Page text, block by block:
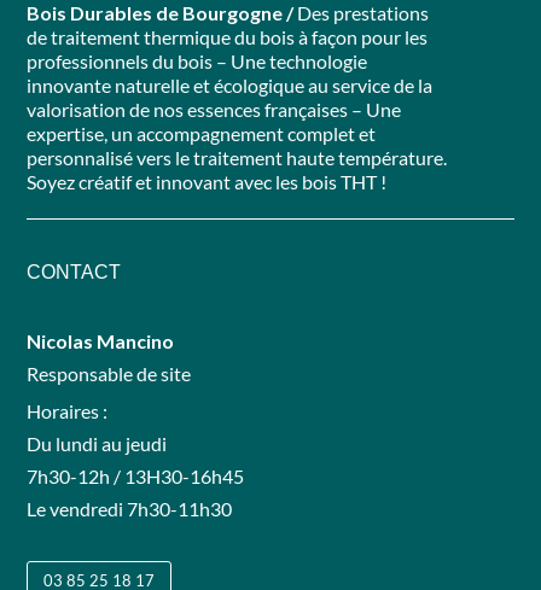
Bois Durables de Bourgogne /Des prestations
de traitement thermique du bois à façon pour les
professionnels du bois – Une technologie
innovante naturelle et écologique au service de la
valorisation de nos essences françaises – Une
expertise, un accompagnement complet et
personnalisé vers le traitement haute température.
Soyez créatif et innovant avec les bois THT !
CONTACT
Nicolas Mancino
Responsable de site
Horaires :
Du lundi au jeudi
7h30-12h / 13H30-16h45
Le vendredi 7h30-11h30
03 85 25 18 17